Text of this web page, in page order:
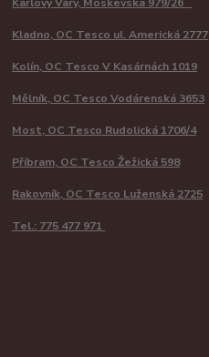
Kladno, OC Tesco ul. Americká 2777
Kolín, OC Tesco V Kasárnách 1019
Mělník, OC Tesco Vodárenská 3653
Most, OC Tesco Rudolická 1706/4
Příbram, OC Tesco Žežická 598
Rakovník, OC Tesco Luženská 2725
Tel.: 775 477 971